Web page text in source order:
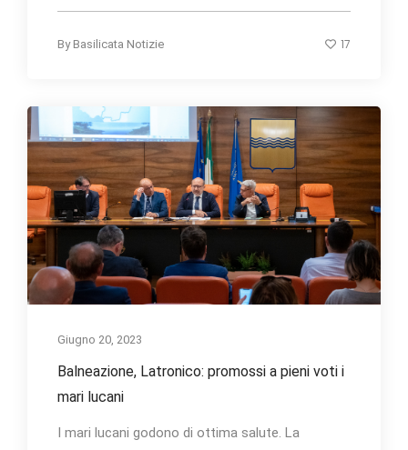
By Basilicata Notizie 17
Giugno 20, 2023
Balneazione, Latronico: promossi a pieni voti i
mari lucani
I mari lucani godono di ottima salute. La